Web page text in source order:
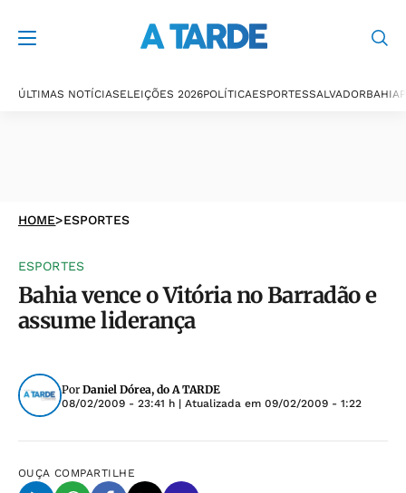
ÚLTIMAS NOTÍCIASELEIÇÕES 2026POLÍTICAESPORTESSALVADORBAHIA
HOME>ESPORTES
ESPORTES
Bahia vence o Vitória no Barradão e
assume liderança
Por Daniel Dórea, do A TARDE
08/02/2009 - 23:41 h | Atualizada em 09/02/2009 - 1:22
OUÇA COMPARTILHE